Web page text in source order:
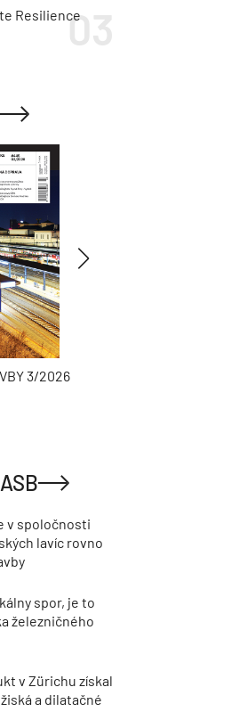
Resilience
3/2026
v spoločnosti
lavíc rovno
spor, je to
železničného
v Zürichu získal
a dilatačné